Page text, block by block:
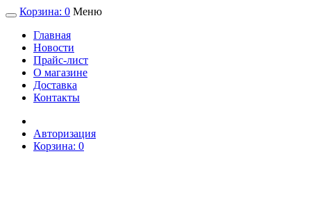
Корзина: 0 Меню
Главная
Новости
Прайс-лист
О магазине
Доставка
Контакты
Авторизация
Корзина: 0